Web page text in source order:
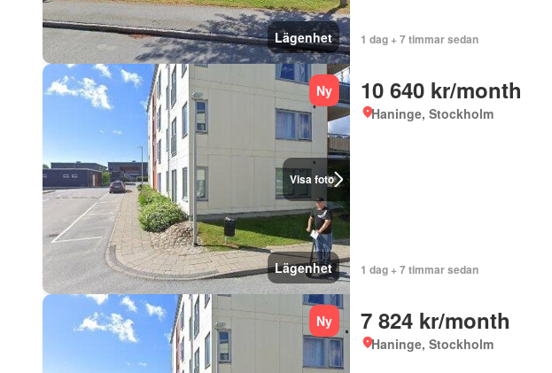
Lägenhet 1 dag + 7 timmar sedan
Visa foto
Ny
Lägenhet
10 640 kr/month
Haninge, Stockholm
1 dag + 7 timmar sedan
Ny 7 824 kr/month
Haninge, Stockholm